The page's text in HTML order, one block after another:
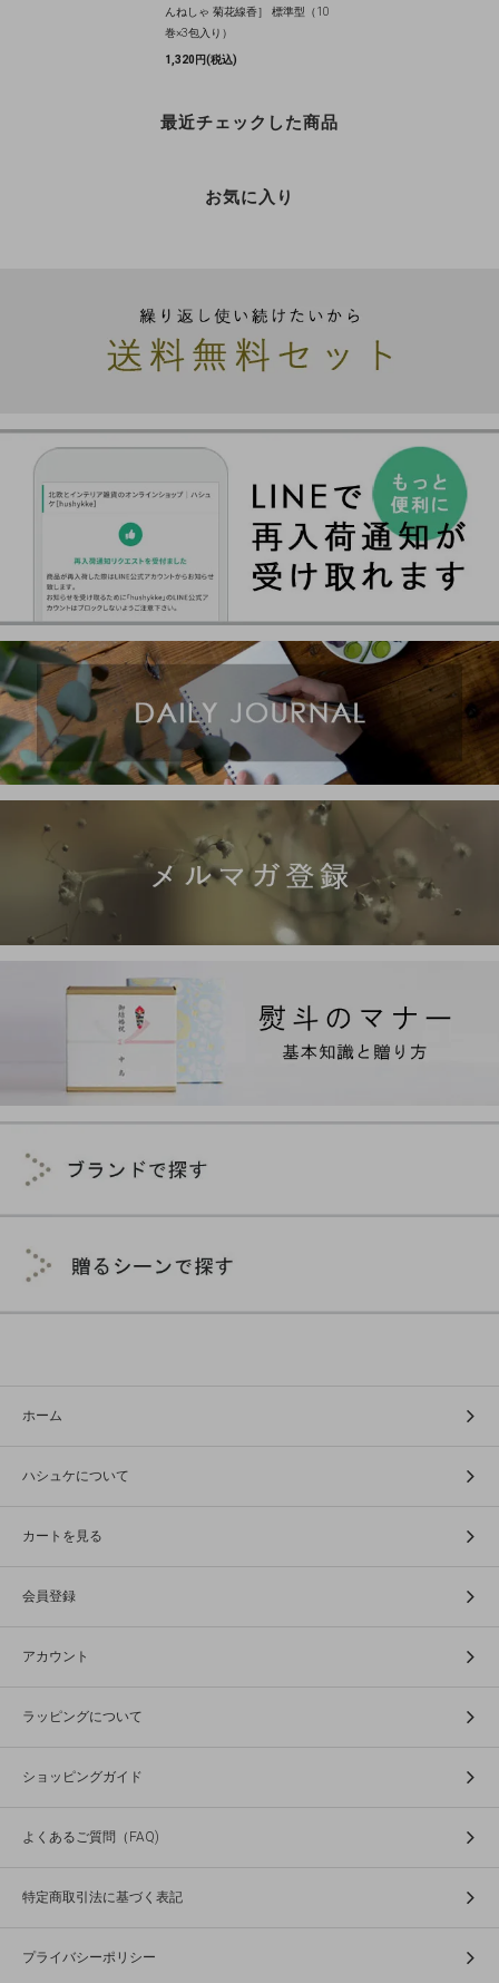
んねしゃ 菊花線香］ 標準型（10
巻×3包入り）
1,320円(税込)
最近チェックした商品
お気に入り
ホーム
ハシュケについて
カートを見る
会員登録
アカウント
ラッピングについて
ショッピングガイド
よくあるご質問（FAQ)
特定商取引法に基づく表記
プライバシーポリシー